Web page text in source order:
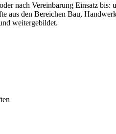
nach Vereinbarung Einsatz bis:
aus den Bereichen Bau,
weitergebildet.